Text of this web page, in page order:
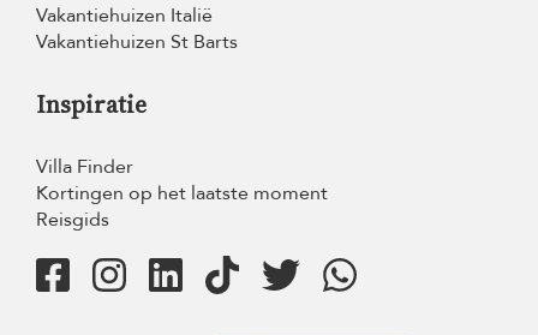
Vakantiehuizen Italië
Vakantiehuizen St Barts
Inspiratie
Villa Finder
Kortingen op het laatste moment
Reisgids